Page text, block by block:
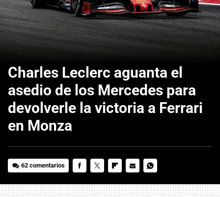
Charles Leclerc aguanta el
asedio de los Mercedes para
devolverle la victoria a Ferrari
en Monza
62 comentarios
MAIL